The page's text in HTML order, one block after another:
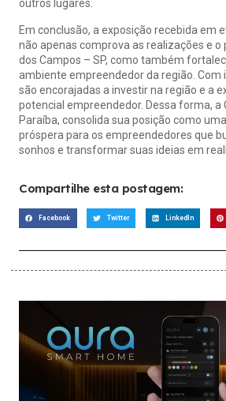
outros lugares.
Em conclusão, a exposição recebida em
não apenas comprova as realizações e o
dos Campos – SP, como também
ambiente empreendedor da região. Com
são encorajadas a investir na região e a
potencial empreendedor. Dessa forma, a
Paraíba, consolida sua posição como
próspera para os empreendedores que
sonhos e transformar suas ideias em
Compartilhe esta postagem:
Facebook Twitter LinkedIn